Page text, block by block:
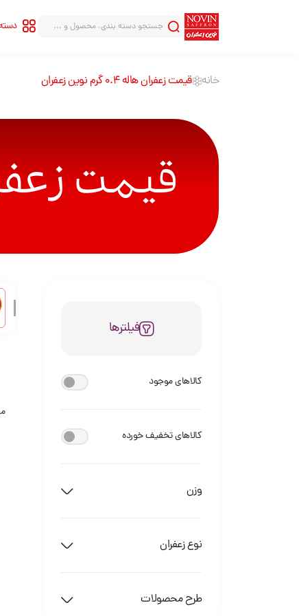
سری بینهایت
خانه قیمت زعفران هاله 0.4 گرم نوین زعفران
قیمت زعفران هاله
فیلترها
کالاهای موجود
کالاهای تخفیف خورده
وزن
نوع زعفران
طرح محصولات